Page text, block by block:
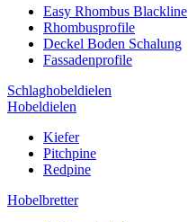
Easy Rhombus Blackline
Rhombusprofile
Deckel Boden Schalung
Fassadenprofile
Schlaghobeldielen
Hobeldielen
Kiefer
Pitchpine
Redpine
Hobelbretter